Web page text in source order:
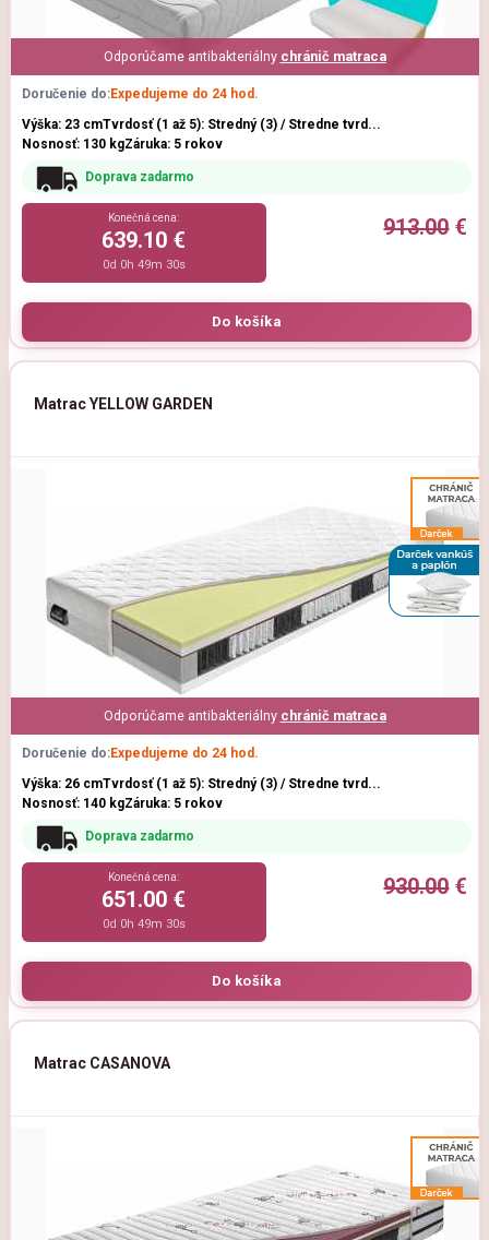
Odporúčame antibakteriálny chránič matraca
Doručenie do:Expedujeme do 24 hod.
Výška: 23 cmTvrdosť (1 až 5): Stredný (3) / Stredne tvrd...
Nosnosť: 130 kgZáruka: 5 rokov
Doprava zadarmo
913.00€
Konečná cena:
639.10 €
0d 0h 49m 29s
Matrac YELLOW GARDEN
Odporúčame antibakteriálny chránič matraca
Doručenie do:Expedujeme do 24 hod.
Výška: 26 cmTvrdosť (1 až 5): Stredný (3) / Stredne tvrd...
Nosnosť: 140 kgZáruka: 5 rokov
Doprava zadarmo
930.00€
Konečná cena:
651.00 €
0d 0h 49m 29s
Matrac CASANOVA